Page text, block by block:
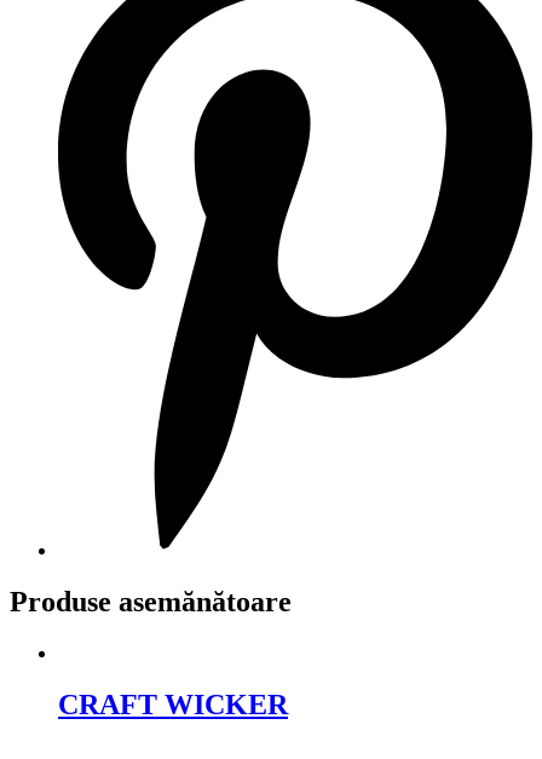
Produse asemănătoare
CRAFT WICKER